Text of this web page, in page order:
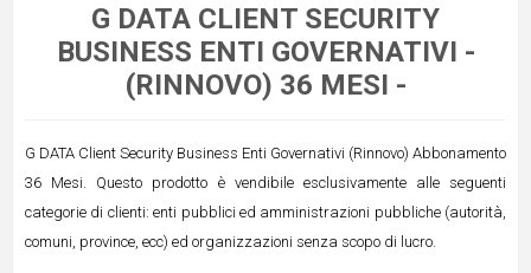
G DATA CLIENT SECURITY
BUSINESS ENTI GOVERNATIVI -
(RINNOVO) 36 MESI -
G DATA Client Security Business Enti Governativi (Rinnovo) Abbonamento
36 Mesi. Questo prodotto è vendibile esclusivamente alle seguenti
categorie di clienti: enti pubblici ed amministrazioni pubbliche (autorità,
comuni, province, ecc) ed organizzazioni senza scopo di lucro.